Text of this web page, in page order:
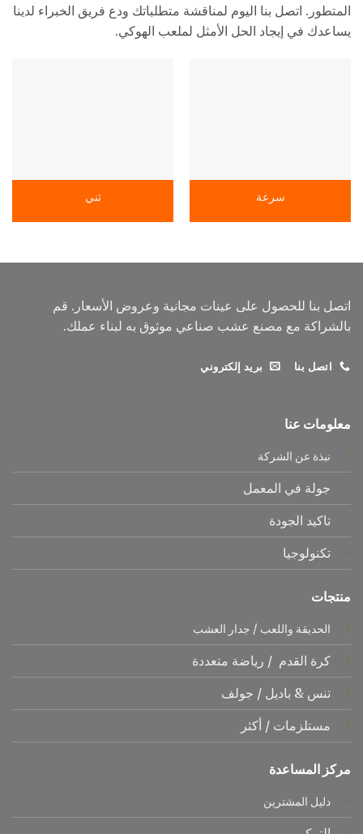
المتطور. اتصل بنا اليوم لمناقشة متطلباتك ودع فريق الخبراء لدينا
يساعدك في إيجاد الحل الأمثل لملعب الهوكي.
سرعة ثني
اتصل بنا للحصول على عينات مجانية وعروض الأسعار. قم
بالشراكة مع مصنع عشب صناعي موثوق به لبناء عملك.
اتصل بنا بريد إلكتروني
معلومات عنا
نبذة عن الشركة
جولة في المعمل
تاكيد الجودة
تكنولوجيا
منتجات
الحديقة واللعب / جدار العشب
كرة القدم / رياضة متعددة
تنس & باديل / جولف
مستلزمات / أكثر
مركز المساعدة
دليل المشترين